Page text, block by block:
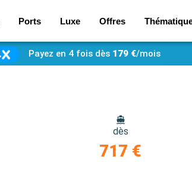
Ports Luxe Offres
Payez en 4 fois dès 179 €/mois
dès
717 €